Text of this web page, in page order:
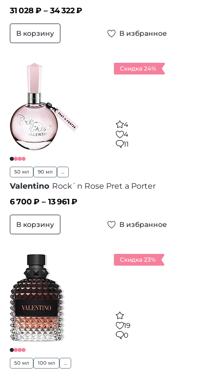
31 028 ₽ – 34 322₽
В корзину В избранное
Скидка 24%
4
4
11
50 мл 90 мл ...
Valentino Rock`n Rose Pret a Porter
6 700₽ – 13 961 ₽
В корзину В избранное
Скидка 23%
19
0
50 мл 100 мл ...